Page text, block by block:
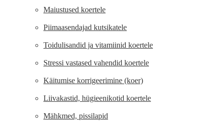
Maiustused koertele
Piimaasendajad kutsikatele
Toidulisandid ja vitamiinid koertele
Stressi vastased vahendid koertele
Käitumise korrigeerimine (koer)
Liivakastid, hügieenikotid koertele
Mähkmed, pissilapid